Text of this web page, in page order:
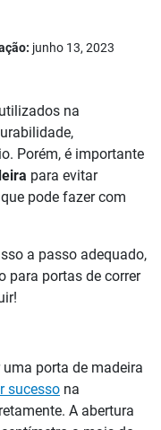
junho 13, 2023
na
Porém, é importante
para evitar
pode fazer com
a passo adequado,
para portas de correr
porta de madeira
sucesso na
A abertura